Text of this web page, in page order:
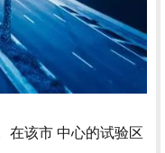
在该市 中心的试验区